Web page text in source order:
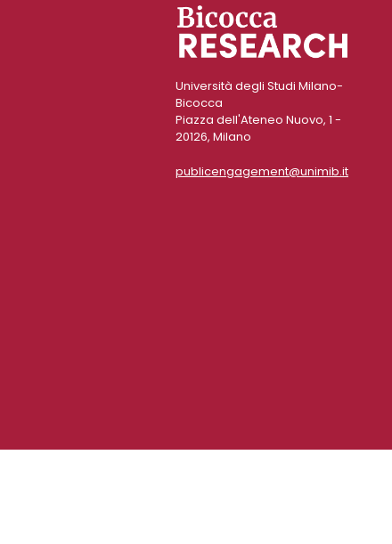
Università degli Studi Milano-
Bicocca
Piazza dell'Ateneo Nuovo, 1 -
20126, Milano
publicengagement@unimib.it